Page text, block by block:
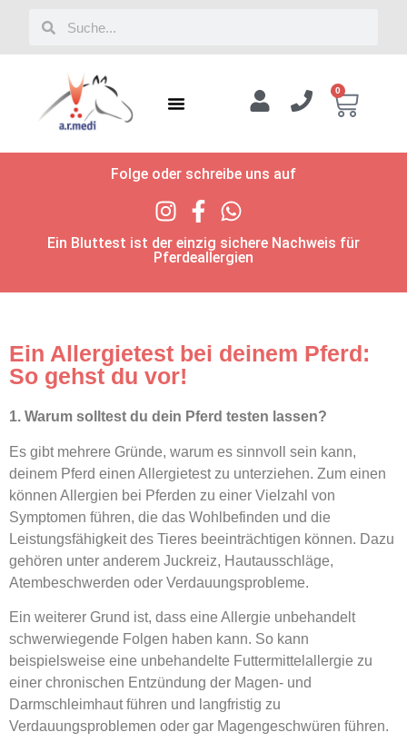
0
Folge oder schreibe uns auf
Ein Bluttest ist der einzig sichere Nachweis für
Pferdeallergien
Ein Allergietest bei deinem Pferd:
So gehst du vor!
1. Warum solltest du dein Pferd testen lassen?
Es gibt mehrere Gründe, warum es sinnvoll sein kann,
deinem Pferd einen Allergietest zu unterziehen. Zum einen
können Allergien bei Pferden zu einer Vielzahl von
Symptomen führen, die das Wohlbefinden und die
Leistungsfähigkeit des Tieres beeinträchtigen können. Dazu
gehören unter anderem Juckreiz, Hautausschläge,
Atembeschwerden oder Verdauungsprobleme.
Ein weiterer Grund ist, dass eine Allergie unbehandelt
schwerwiegende Folgen haben kann. So kann
beispielsweise eine unbehandelte Futtermittelallergie zu
einer chronischen Entzündung der Magen- und
Darmschleimhaut führen und langfristig zu
Verdauungsproblemen oder gar Magengeschwüren führen.